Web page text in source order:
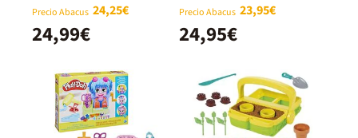
Precio Abacus 24,25€
24,99€
Precio Abacus 23,95€
24,95€